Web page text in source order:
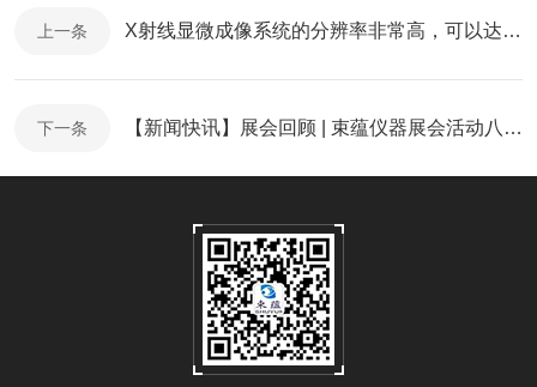
上一条 X射线显微成像系统的分辨率非常高，可以达到亚微米甚至纳米级别
下一条 【新闻快讯】展会回顾 | 束蕴仪器展会活动八月精彩集锦（附视频）